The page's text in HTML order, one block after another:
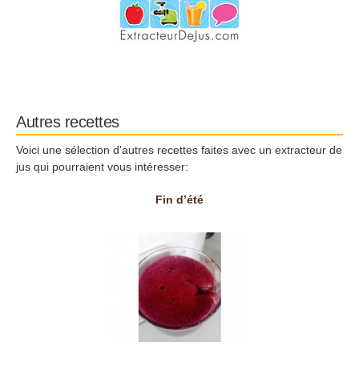
Autres recettes
Voici une sélection d'autres recettes faites avec un extracteur de
jus qui pourraient vous intéresser:
Fin d’été